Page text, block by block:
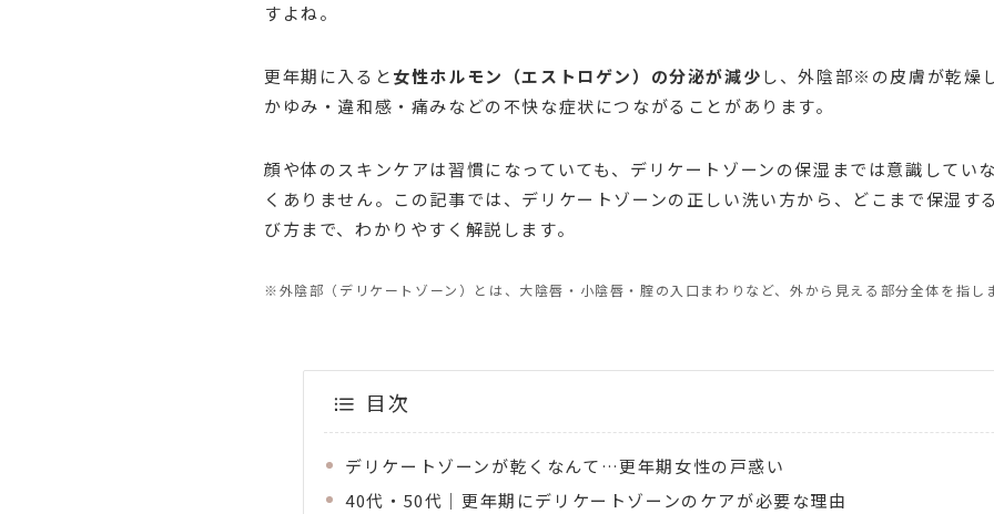
すよね。
更年期に入ると女性ホルモン（エストロゲン）の分泌が減少し、外陰部※の皮膚が乾燥
かゆみ・違和感・痛みなどの不快な症状につながることがあります。
顔や体のスキンケアは習慣になっていても、デリケートゾーンの保湿までは意識してい
くありません。この記事では、デリケートゾーンの正しい洗い方から、どこまで保湿す
び方まで、わかりやすく解説します。
※外陰部（デリケートゾーン）とは、大陰唇・小陰唇・腟の入口まわりなど、外から見える部分全体を指し
目次
デリケートゾーンが乾くなんて…更年期女性の戸惑い
40代・50代｜更年期にデリケートゾーンのケアが必要な理由